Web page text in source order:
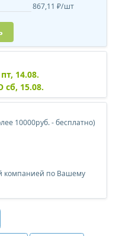
867,11 ₽/шт
14.08.
15.08.
10000руб. - бесплатно)
компанией по Вашему